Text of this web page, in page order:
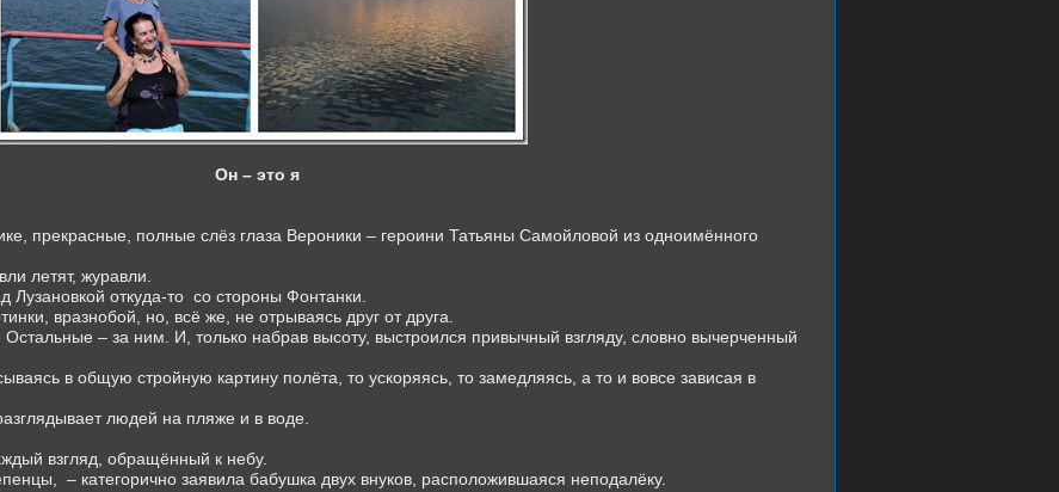
Он – это я
прекрасные, полные слёз глаза Вероники – героини Татьяны Самойловой из одноимённого
летят, журавли.
Лузановкой откуда-то со стороны Фонтанки.
вразнобой, но, всё же, не отрываясь друг от друга.
– за ним. И, только набрав высоту, выстроился привычный взгляду, словно вычерченный
в общую стройную картину полёта, то ускоряясь, то замедляясь, а то и вовсе зависая в
людей на пляже и в воде.
взгляд, обращённый к небу.
– категорично заявила бабушка двух внуков, расположившаяся неподалёку.